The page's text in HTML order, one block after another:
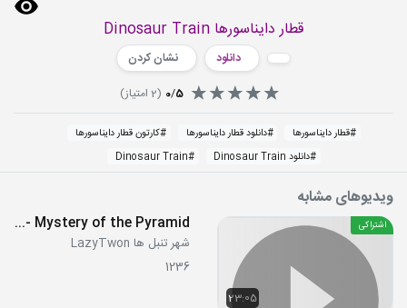
قطار دایناسورها Dinosaur Train
دانلود
نشان کردن
0/5
(
2 امتیاز)
#قطار دایناسورها #دانلود قطار دایناسورها #کارتون قطار دایناسورها
#دانلود Dinosaur Train #
Dinosaur Train
ویدیوهای مشابه
23:05
اشتراکی S04E13- Mystery of the Pyramid
شهر تنبل ها LazyTwon
1236